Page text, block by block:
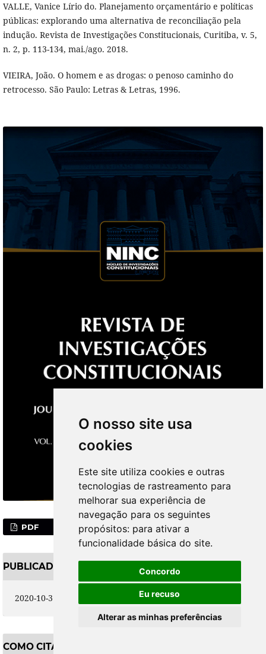
O nosso site usa
cookies
Este site utiliza cookies e outras
tecnologias de rastreamento para
melhorar sua experiência de
navegação para os seguintes
propósitos: para ativar a
funcionalidade básica do site.
Concordo
Eu recuso
Alterar as minhas preferências
VALLE, Vanice Lírio do. Planejamento orçamentário e políticas
públicas: explorando uma alternativa de reconciliação pela
indução. Revista de Investigações Constitucionais, Curitiba, v. 5,
n. 2, p. 113-134, mai./ago. 2018.
VIEIRA, João. O homem e as drogas: o penoso caminho do
retrocesso. São Paulo: Letras & Letras, 1996.
PDF
PUBLICADO
2020-10-31
COMO CITAR